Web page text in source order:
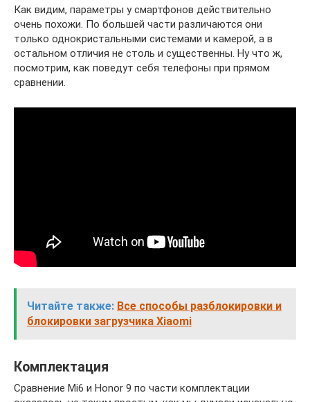
Как видим, параметры у смартфонов действительно
очень похожи. По большей части различаются они
только однокристальными системами и камерой, а в
остальном отличия не столь и существенны. Ну что ж,
посмотрим, как поведут себя телефоны при прямом
сравнении.
Читайте также: Все способы разблокировки и
блокировки загрузчика Xiaomi
Комплектация
Сравнение Mi6 и Honor 9 по части комплектации